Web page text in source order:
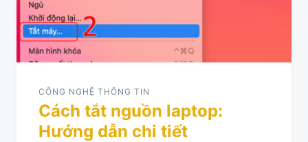
CÔNG NGHỆ THÔNG TIN
Cách tắt nguồn laptop:
Hướng dẫn chi tiết